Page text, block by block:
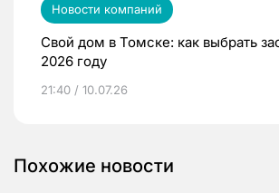
Новости компаний
Свой дом в Томске: как выбрать
2026 году
21:40 / 10.07.26
Похожие новости